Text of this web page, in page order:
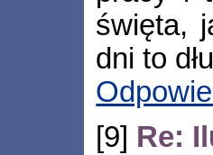
święta,
dni to
[9] Re: